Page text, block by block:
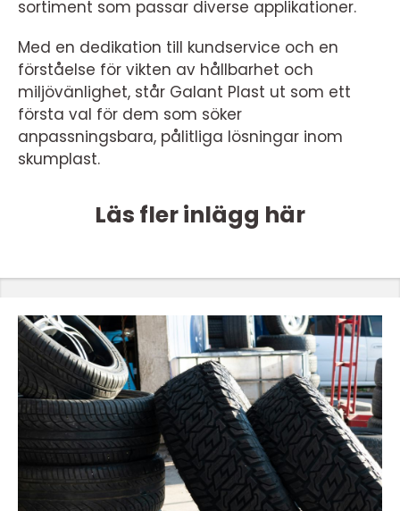
sortiment som passar diverse applikationer.
Med en dedikation till kundservice och en
förståelse för vikten av hållbarhet och
miljövänlighet, står Galant Plast ut som ett
första val för dem som söker
anpassningsbara, pålitliga lösningar inom
skumplast.
Läs fler inlägg här